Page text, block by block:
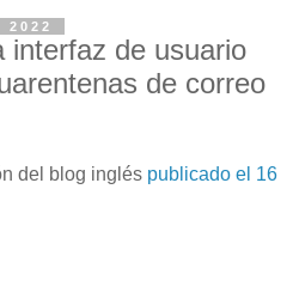
interfaz de usuario
de correo
del blog inglés publicado el 16